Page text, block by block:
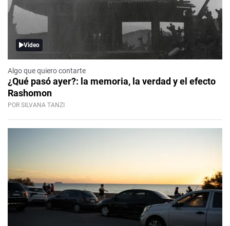
Video
Algo que quiero contarte
¿Qué pasó ayer?: la memoria, la verdad y el efecto
Rashomon
POR SILVANA TANZI